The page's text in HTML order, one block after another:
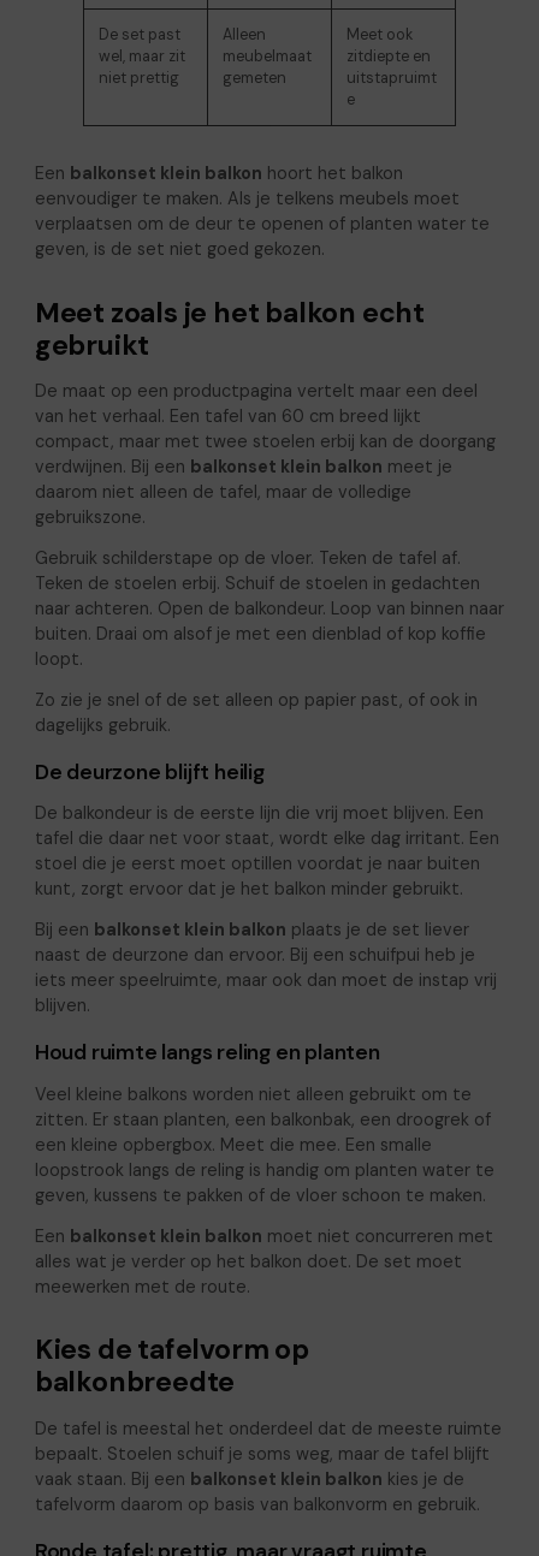
De set past
wel, maar zit
niet prettig
Alleen
meubelmaat
gemeten
Meet ook
zitdiepte en
uitstapruimt
e
Een balkonset klein balkon hoort het balkon
eenvoudiger te maken. Als je telkens meubels moet
verplaatsen om de deur te openen of planten water te
geven, is de set niet goed gekozen.
Meet zoals je het balkon echt
gebruikt
De maat op een productpagina vertelt maar een deel
van het verhaal. Een tafel van 60 cm breed lijkt
compact, maar met twee stoelen erbij kan de doorgang
verdwijnen. Bij een balkonset klein balkon meet je
daarom niet alleen de tafel, maar de volledige
gebruikszone.
Gebruik schilderstape op de vloer. Teken de tafel af.
Teken de stoelen erbij. Schuif de stoelen in gedachten
naar achteren. Open de balkondeur. Loop van binnen naar
buiten. Draai om alsof je met een dienblad of kop koffie
loopt.
Zo zie je snel of de set alleen op papier past, of ook in
dagelijks gebruik.
De deurzone blijft heilig
De balkondeur is de eerste lijn die vrij moet blijven. Een
tafel die daar net voor staat, wordt elke dag irritant. Een
stoel die je eerst moet optillen voordat je naar buiten
kunt, zorgt ervoor dat je het balkon minder gebruikt.
Bij een balkonset klein balkon plaats je de set liever
naast de deurzone dan ervoor. Bij een schuifpui heb je
iets meer speelruimte, maar ook dan moet de instap vrij
blijven.
Houd ruimte langs reling en planten
Veel kleine balkons worden niet alleen gebruikt om te
zitten. Er staan planten, een balkonbak, een droogrek of
een kleine opbergbox. Meet die mee. Een smalle
loopstrook langs de reling is handig om planten water te
geven, kussens te pakken of de vloer schoon te maken.
Een balkonset klein balkon moet niet concurreren met
alles wat je verder op het balkon doet. De set moet
meewerken met de route.
Kies de tafelvorm op
balkonbreedte
De tafel is meestal het onderdeel dat de meeste ruimte
bepaalt. Stoelen schuif je soms weg, maar de tafel blijft
vaak staan. Bij een balkonset klein balkon kies je de
tafelvorm daarom op basis van balkonvorm en gebruik.